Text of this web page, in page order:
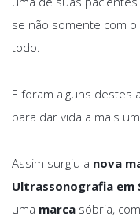
se não somente com
todo.
E foram alguns destes
para dar vida a mais
Assim surgiu a nova
Ultrassonografia em
uma marca sóbria,